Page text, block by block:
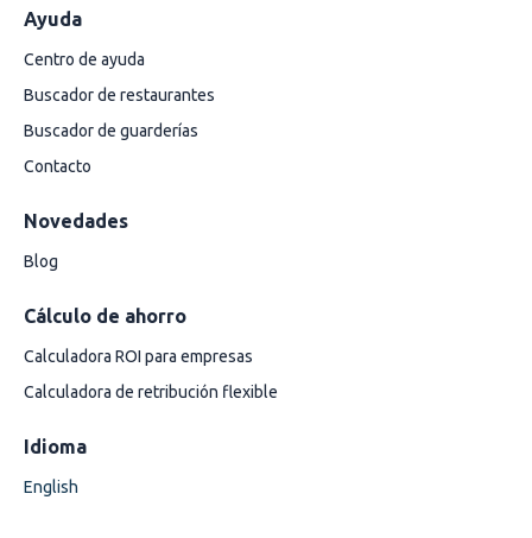
Ayuda
Centro de ayuda
Buscador de restaurantes
Buscador de guarderías
Contacto
Novedades
Blog
Cálculo de ahorro
Calculadora ROI para empresas
Calculadora de retribución flexible
Idioma
English